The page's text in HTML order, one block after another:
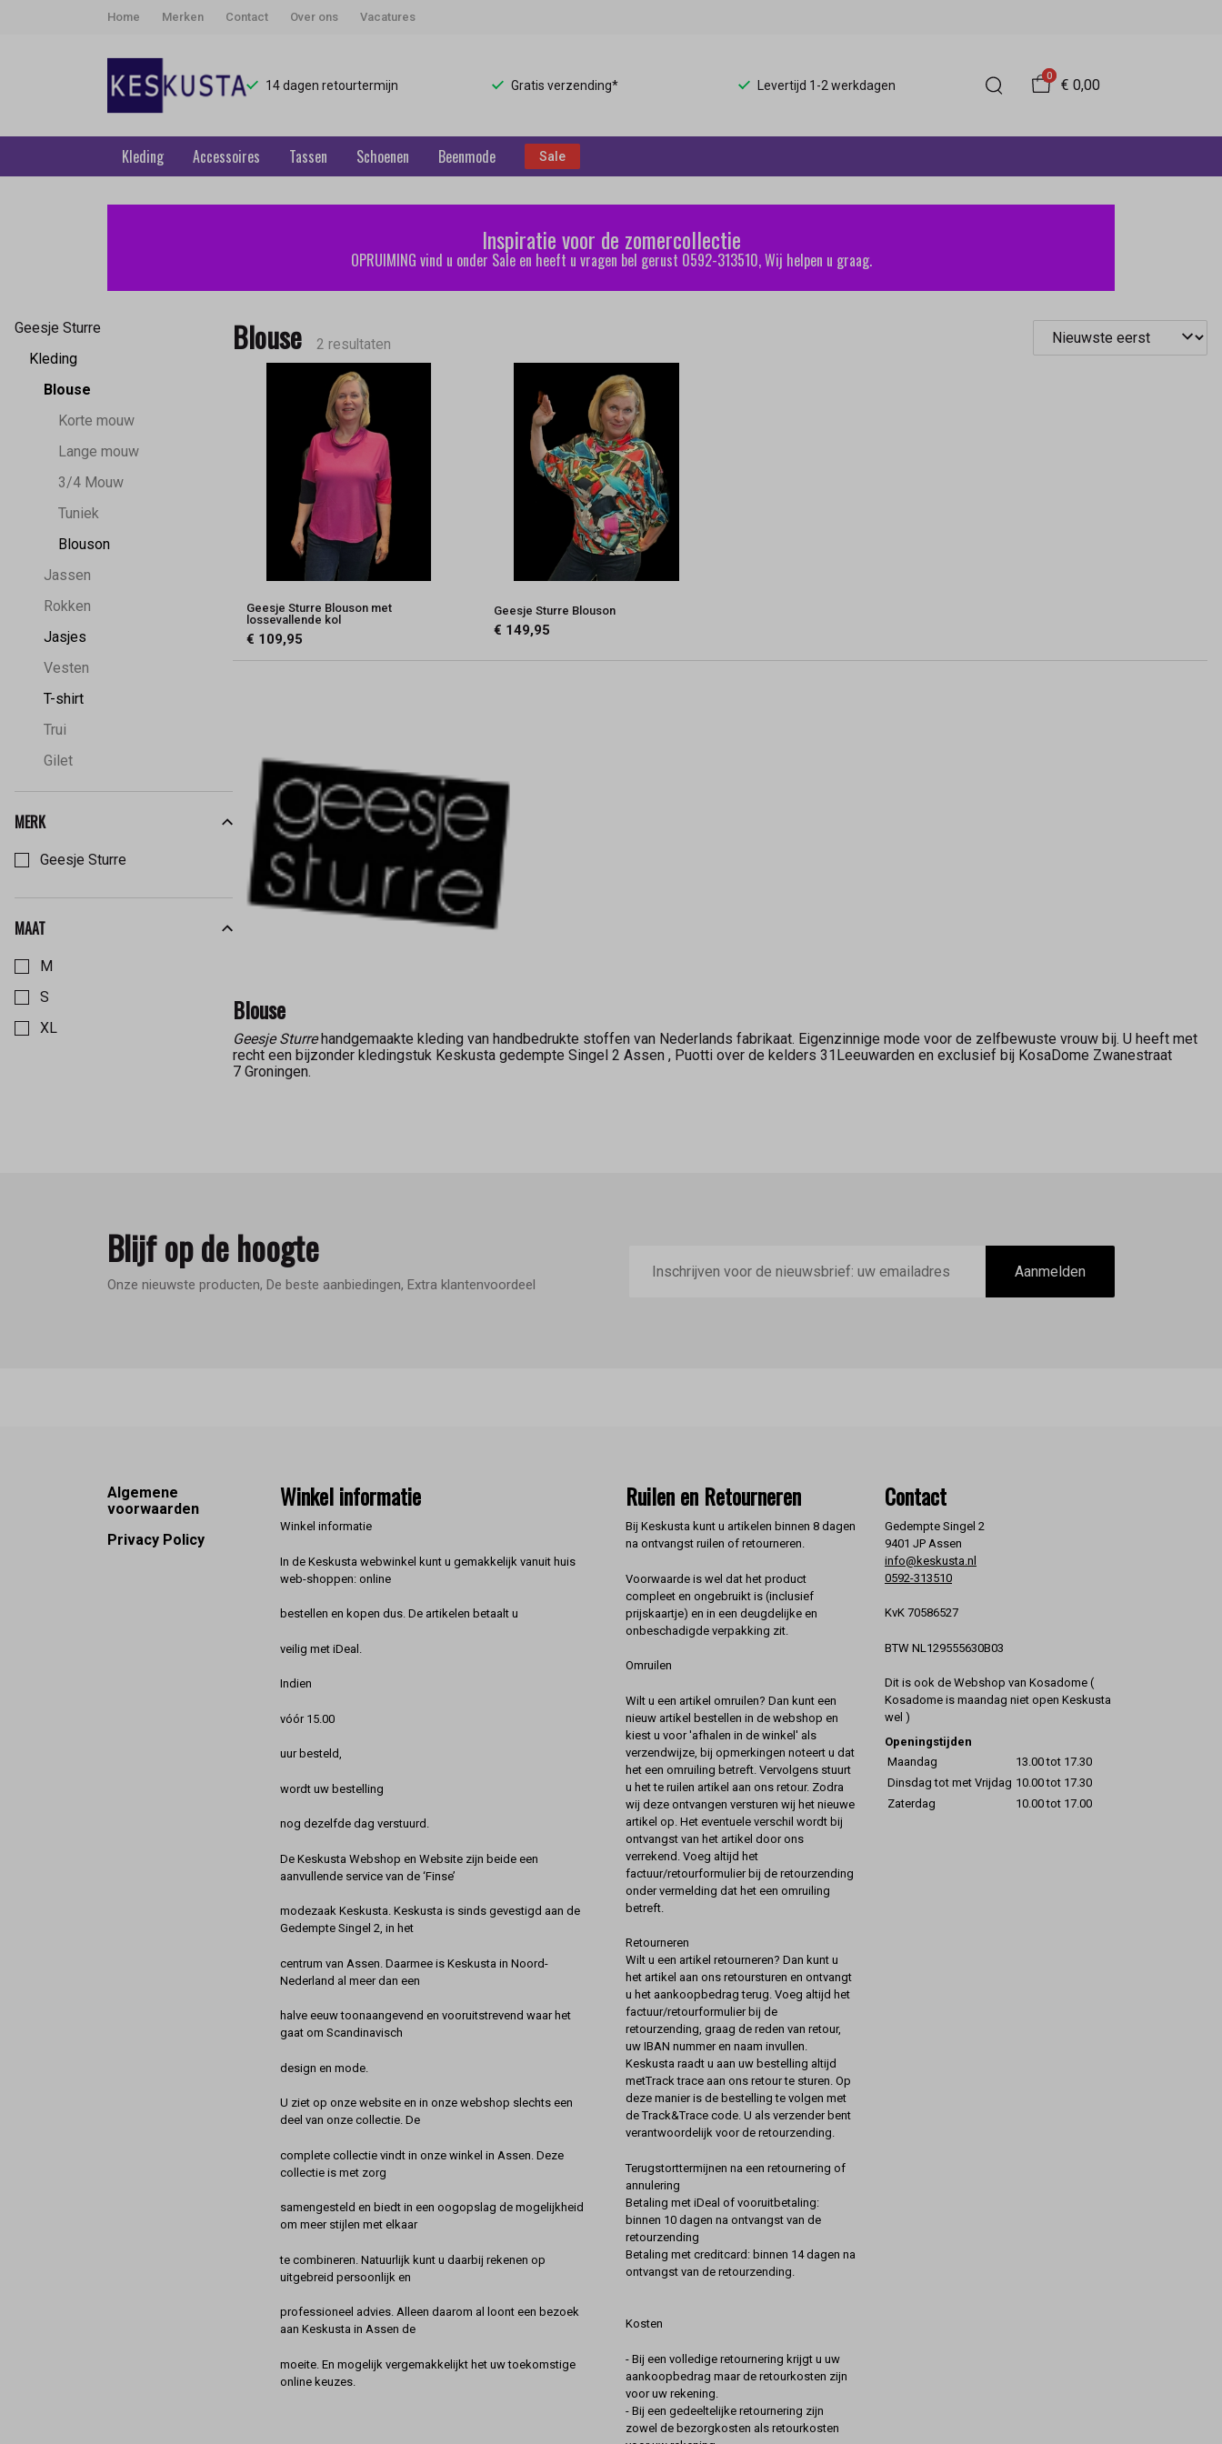
Home Merken Contact Over ons Vacatures
14 dagen retourtermijn Gratis verzending* Levertijd 1-2 werkdagen
0
€ 0,00
Kleding Accessoires Tassen Schoenen Beenmode Sale
Blouse
Keskusta
Inspiratie voor de zomercollectie
OPRUIMING vind u onder Sale en heeft u vragen bel gerust 0592-313510, Wij helpen u graag.
Geesje Sturre
Kleding
Blouse
Korte mouw
Lange mouw
3/4 Mouw
Tuniek
Blouson
Jassen
Rokken
Jasjes
Vesten
T-shirt
Trui
Gilet
MERK
Geesje Sturre
MAAT
M
S
XL
Blouse 2 resultaten
Geesje Sturre Blouson met
lossevallende kol
€ 109,95
Geesje Sturre Blouson
€ 149,95
Blouse
Geesje Sturrehandgemaakte kleding van handbedrukte stoffen van Nederlands fabrikaat. Eigenzinnige mode voor de zelfbewuste vrouw bij. U heeft met
recht een bijzonder kledingstuk Keskusta gedempte Singel 2 Assen , Puotti over de kelders 31Leeuwarden en exclusief bij KosaDome Zwanestraat
7 Groningen.
Blijf op de hoogte
Onze nieuwste producten, De beste aanbiedingen, Extra klantenvoordeel
mailadres
Aanmelden
Footer
Algemene
voorwaarden
Privacy Policy
Winkel informatie
Winkel informatie
In de Keskusta webwinkel kunt u gemakkelijk vanuit huis
web-shoppen: online
bestellen en kopen dus. De artikelen betaalt u
veilig met iDeal.
Indien
vóór 15.00
uur besteld,
wordt uw bestelling
nog dezelfde dag verstuurd.
De Keskusta Webshop en Website zijn beide een
aanvullende service van de ‘Finse’
modezaak Keskusta. Keskusta is sinds gevestigd aan de
Gedempte Singel 2, in het
centrum van Assen. Daarmee is Keskusta in Noord-
Nederland al meer dan een
halve eeuw toonaangevend en vooruitstrevend waar het
gaat om Scandinavisch
design en mode.
U ziet op onze website en in onze webshop slechts een
deel van onze collectie. De
complete collectie vindt in onze winkel in Assen. Deze
collectie is met zorg
samengesteld en biedt in een oogopslag de mogelijkheid
om meer stijlen met elkaar
te combineren. Natuurlijk kunt u daarbij rekenen op
uitgebreid persoonlijk en
professioneel advies. Alleen daarom al loont een bezoek
aan Keskusta in Assen de
moeite. En mogelijk vergemakkelijkt het uw toekomstige
online keuzes.
Ruilen en Retourneren
Bij Keskusta kunt u artikelen binnen 8 dagen
na ontvangst ruilen of retourneren.
Voorwaarde is wel dat het product
compleet en ongebruikt is (inclusief
prijskaartje) en in een deugdelijke en
onbeschadigde verpakking zit.
Omruilen
Wilt u een artikel omruilen? Dan kunt een
nieuw artikel bestellen in de webshop en
kiest u voor 'afhalen in de winkel' als
verzendwijze, bij opmerkingen noteert u dat
het een omruiling betreft. Vervolgens stuurt
u het te ruilen artikel aan ons retour. Zodra
wij deze ontvangen versturen wij het nieuwe
artikel op. Het eventuele verschil wordt bij
ontvangst van het artikel door ons
verrekend. Voeg altijd het
factuur/retourformulier bij de retourzending
onder vermelding dat het een omruiling
betreft.
Retourneren
Wilt u een artikel retourneren? Dan kunt u
het artikel aan ons retoursturen en ontvangt
u het aankoopbedrag terug. Voeg altijd het
factuur/retourformulier bij de
retourzending, graag de reden van retour,
uw IBAN nummer en naam invullen.
Keskusta raadt u aan uw bestelling altijd
metTrack trace aan ons retour te sturen. Op
deze manier is de bestelling te volgen met
de Track&Trace code. U als verzender bent
verantwoordelijk voor de retourzending.
Terugstorttermijnen na een retournering of
annulering
Betaling met iDeal of vooruitbetaling:
binnen 10 dagen na ontvangst van de
retourzending
Betaling met creditcard: binnen 14 dagen na
ontvangst van de retourzending.
Kosten
- Bij een volledige retournering krijgt u uw
aankoopbedrag maar de retourkosten zijn
voor uw rekening.
- Bij een gedeeltelijke retournering zijn
zowel de bezorgkosten als retourkosten
Contact
Gedempte Singel 2
9401 JP Assen
info@keskusta.nl
0592-313510
KvK 70586527
BTW NL129555630B03
Dit is ook de Webshop van Kosadome (
Kosadome is maandag niet open Keskusta
wel )
Openingstijden
Maandag
13.00 tot 17.30
Dinsdag tot met Vrijdag 10.00 tot 17.30
Zaterdag
10.00 tot 17.00